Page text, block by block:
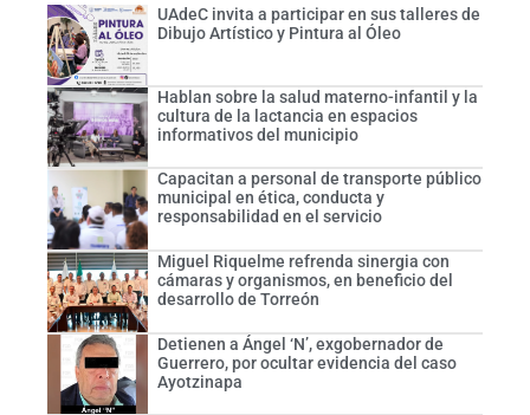
UAdeC invita a participar en sus talleres de
Dibujo Artístico y Pintura al Óleo
Hablan sobre la salud materno-infantil y la
cultura de la lactancia en espacios
informativos del municipio
Capacitan a personal de transporte público
municipal en ética, conducta y
responsabilidad en el servicio
Miguel Riquelme refrenda sinergia con
cámaras y organismos, en beneficio del
desarrollo de Torreón
Detienen a Ángel ‘N’, exgobernador de
Guerrero, por ocultar evidencia del caso
Ayotzinapa